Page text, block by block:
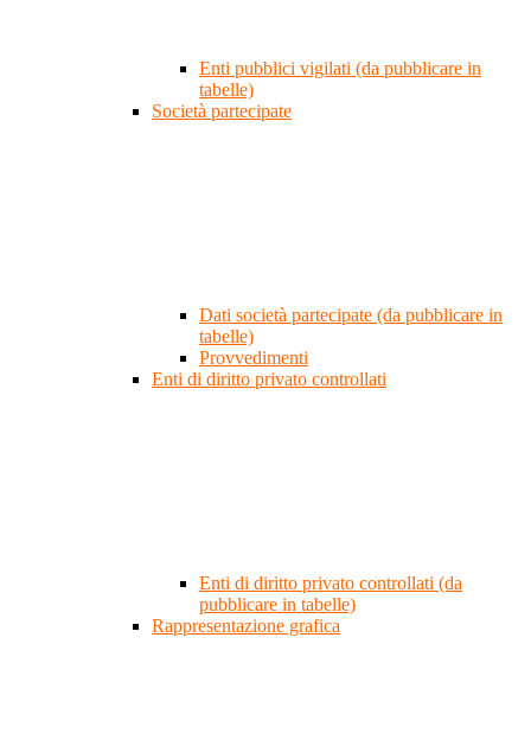
Enti pubblici vigilati (da pubblicare in
tabelle)
Società partecipate
Dati società partecipate (da pubblicare in
tabelle)
Provvedimenti
Enti di diritto privato controllati
Enti di diritto privato controllati (da
pubblicare in tabelle)
Rappresentazione grafica